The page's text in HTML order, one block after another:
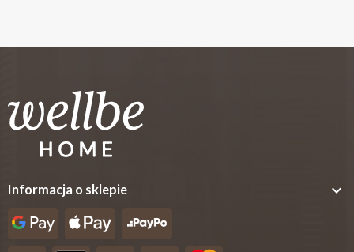
Informacja o sklepie 